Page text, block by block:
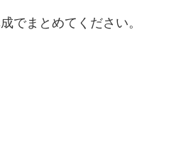
でまとめてください。